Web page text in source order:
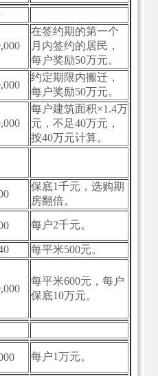
在签约期的第一个
月内签约的居民，
每户奖励50万元。
约定期限内搬迁，
每户奖励50万元。
每户建筑面积×1.4万
元，不足40万元，
按40万元计算。
保底1千元，选购期
房翻倍。
每户2千元。
每平米500元。
每平米600元，每户
保底10万元。
每户1万元。